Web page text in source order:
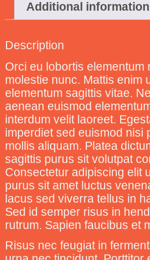
Additional information
Description
Orci eu lobortis elementum
molestie nunc. Mattis enim
elementum sagittis vitae.
aenean euismod
interdum velit laoreet.
imperdiet sed euismod nisi
mollis aliquam. Platea
sagittis purus sit volutpat
Consectetur adipiscing elit
purus sit amet luctus
lacus sed viverra tellus in
Sed id semper risus in
rutrum. Sapien faucibus et
Risus nec feugiat in